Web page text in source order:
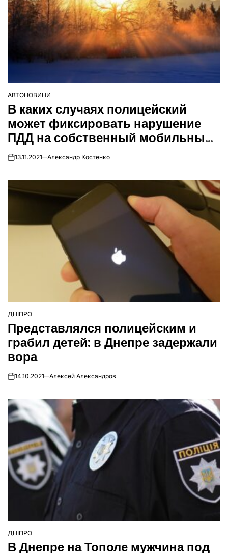
ОПУБЛІКУВАТИ
У
АВТОНОВИНИ
В каких случаях полицейский
может фиксировать нарушение
ПДД на собственный мобильный
телефон: заключение суда
on13.11.2021 Александр Костенко
ОПУБЛІКУВАТИ
У
ДНІПРО
Представлялся полицейским и
грабил детей: в Днепре задержали
вора
on14.10.2021 Алексей Александров
ОПУБЛІКУВАТИ
У
ДНІПРО
В Днепре на Тополе мужчина под